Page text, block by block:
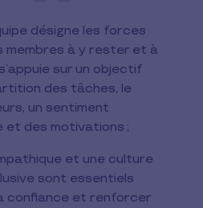
désigne les forces
membres à y rester et à
sur un objectif
des tâches, le
un sentiment
et des motivations ;
et une culture
sont essentiels
confiance et renforcer